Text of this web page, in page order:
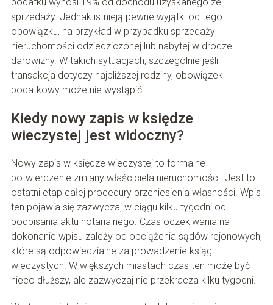
sprzedaży. Jednak istnieją pewne wyjątki od tego
obowiązku, na przykład w przypadku sprzedaży
nieruchomości odziedziczonej lub nabytej w drodze
darowizny. W takich sytuacjach, szczególnie jeśli
transakcja dotyczy najbliższej rodziny, obowiązek
podatkowy może nie wystąpić.
Kiedy nowy zapis w księdze
wieczystej jest widoczny?
Nowy zapis w księdze wieczystej to formalne
potwierdzenie zmiany właściciela nieruchomości. Jest to
ostatni etap całej procedury przeniesienia własności. Wpis
ten pojawia się zazwyczaj w ciągu kilku tygodni od
podpisania aktu notarialnego. Czas oczekiwania na
dokonanie wpisu zależy od obciążenia sądów rejonowych,
które są odpowiedzialne za prowadzenie ksiąg
wieczystych. W większych miastach czas ten może być
nieco dłuższy, ale zazwyczaj nie przekracza kilku tygodni.